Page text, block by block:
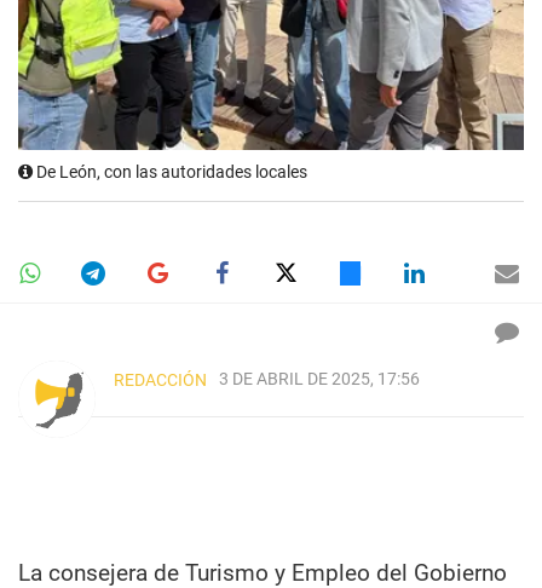
De León, con las autoridades locales
REDACCIÓN 3 DE ABRIL DE 2025, 17:56
La consejera de Turismo y Empleo del Gobierno